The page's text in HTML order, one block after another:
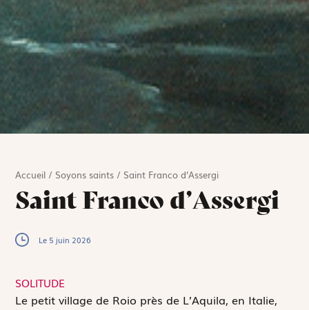
Accueil / Soyons saints / Saint Franco d’Assergi
Saint Franco d’Assergi
Le 5 juin 2026
SOLITUDE
Le petit village de Roio près de L’Aquila, en Italie,